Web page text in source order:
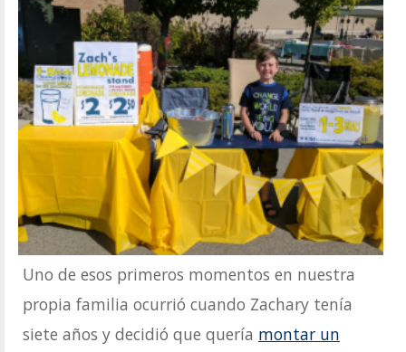
Uno de esos primeros momentos en nuestra
propia familia ocurrió cuando Zachary tenía
siete años y decidió que quería montar un